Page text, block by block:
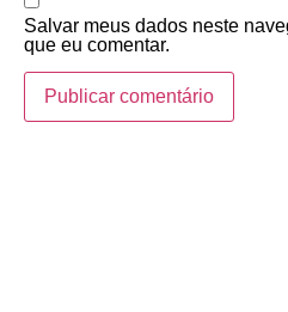
Salvar meus dados neste
que eu comentar.